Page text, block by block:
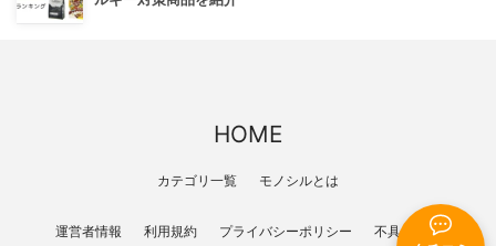
HOME
カテゴリ一覧 モノシルとは
運営者情報 利用規約 プライバシーポリシー 不具合報告